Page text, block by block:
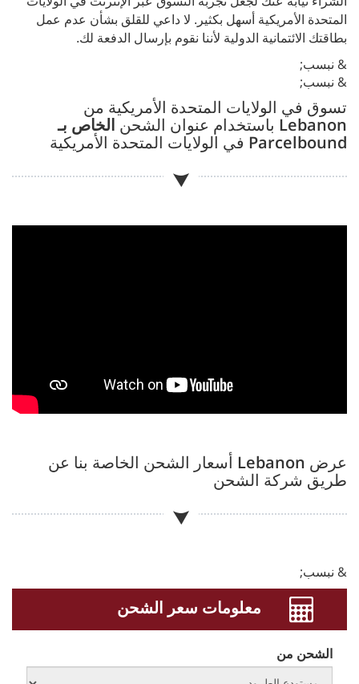
المتحدة الأمريكية أسهل بكثير. لا داعي للقلق بشأن عدم عمل
بطاقتك الائتمانية الدولية لأننا نقوم بإرسال الدفعة لك.
& نبسب;
& نبسب;
تسوق في الولايات المتحدة الأمريكية من
Lebanon باستخدام عنوان الشحن الخاص بـ
Parcelbound في الولايات المتحدة الأمريكية
عرض Lebanon أسعار الشحن الخاصة بنا عن
طريق شركة الشحن
& نبسب;
معلومات سعر الشحن
الشحن من